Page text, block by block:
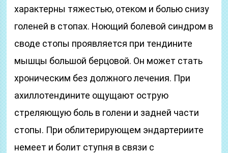
характерны тяжестью, отеком и болью снизу
голеней в стопах. Ноющий болевой синдром в
своде стопы проявляется при тендините
мышцы большой берцовой. Он может стать
хроническим без должного лечения. При
ахиллотендините ощущают острую
стреляющую боль в голени и задней части
стопы. При облитерирующем эндартериите
немеет и болит ступня в связи с